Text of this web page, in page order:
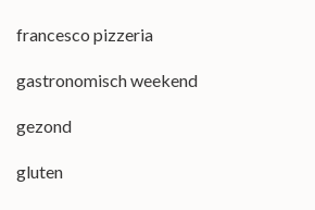
francesco pizzeria
gastronomisch weekend
gezond
gluten